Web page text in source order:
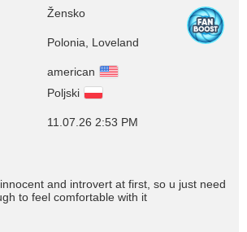
Žensko
Polonia, Loveland
american
Poljski
11.07.26 2:53 PM
and introvert at first, so u just need
to feel comfortable with it